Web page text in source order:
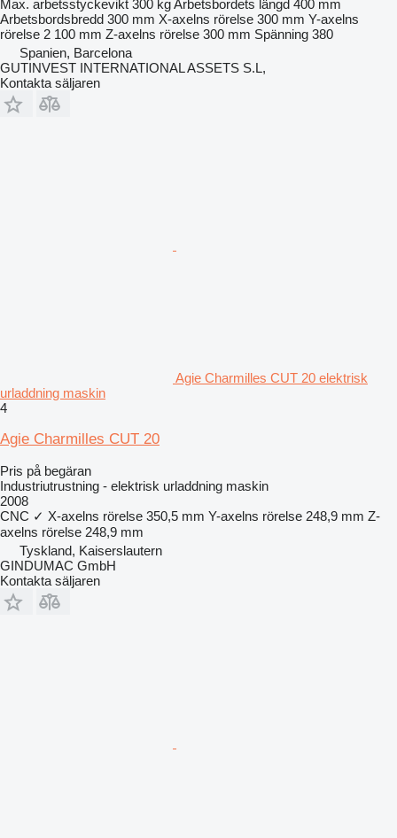
Max. arbetsstyckevikt 300 kgArbetsbordets längd 400 mm
Arbetsbordsbredd 300 mm X-axelns rörelse 300 mm Y-axelns
rörelse 2 100 mm Z-axelns rörelse 300 mm Spänning 380
Spanien, Barcelona
GUTINVEST INTERNATIONAL ASSETS S.L,
Kontakta säljaren
Agie Charmilles CUT 20 elektrisk
urladdning maskin
4
Agie Charmilles CUT 20
Pris på begäran
Industriutrustning - elektrisk urladdning maskin
2008
CNC ✓ X-axelns rörelse 350,5 mm Y-axelns rörelse 248,9 mm Z-
axelns rörelse 248,9 mm
Tyskland, Kaiserslautern
GINDUMAC GmbH
Kontakta säljaren